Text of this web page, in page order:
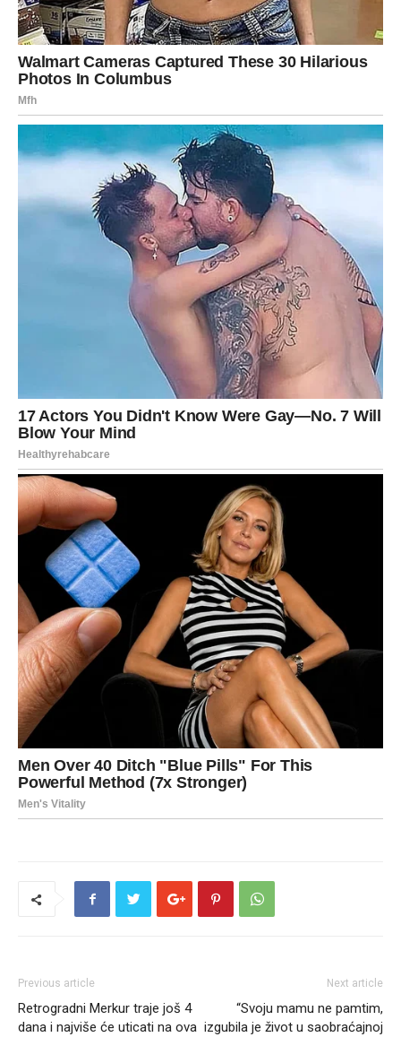
Previous article
Retrogradni Merkur traje još 4
dana i najviše će uticati na ova
Next article
“Svoju mamu ne pamtim,
izgubila je život u saobraćajnoj